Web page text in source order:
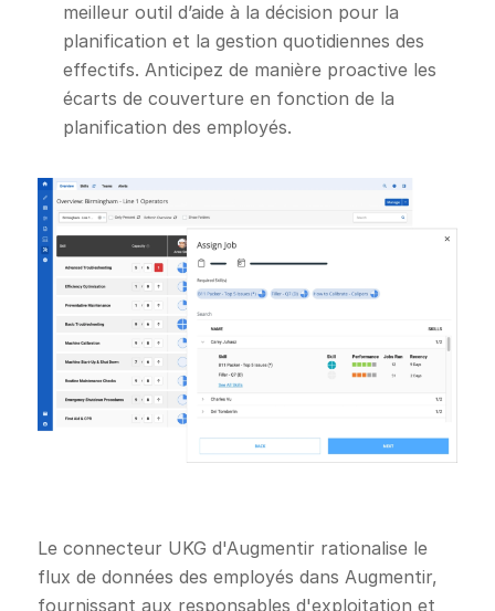
meilleur outil d’aide à la décision pour la
planification et la gestion quotidiennes des
effectifs. Anticipez de manière proactive les
écarts de couverture en fonction de la
planification des employés.
Le connecteur UKG d'Augmentir rationalise le
flux de données des employés dans Augmentir,
fournissant aux responsables d'exploitation et